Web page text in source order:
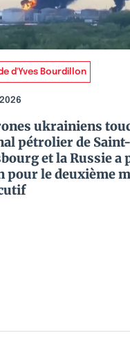
d'Yves Bourdillon
ukrainiens
pétrolier de Saint-
et la Russie a
pour le deuxième